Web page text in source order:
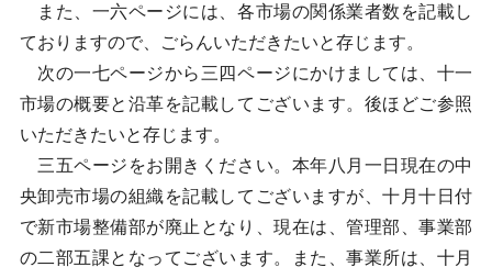
また、一六ページには、各市場の関係業者数を記載し
ておりますので、ごらんいただきたいと存じます。
次の一七ページから三四ページにかけましては、十一
市場の概要と沿革を記載してございます。後ほどご参照
いただきたいと存じます。
三五ページをお開きください。本年八月一日現在の中
央卸売市場の組織を記載してございますが、十月十日付
で新市場整備部が廃止となり、現在は、管理部、事業部
の二部五課となってございます。また、事業所は、十月